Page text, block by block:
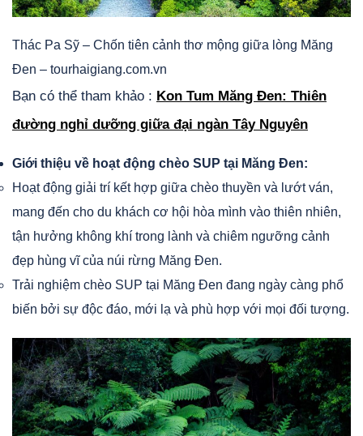
Thác Pa Sỹ – Chốn tiên cảnh thơ mộng giữa lòng Măng
Đen – tourhaigiang.com.vn
Bạn có thể tham khảo : Kon Tum Măng Đen: Thiên
đường nghỉ dưỡng giữa đại ngàn Tây Nguyên
Giới thiệu về hoạt động chèo SUP tại Măng Đen:
Hoạt động giải trí kết hợp giữa chèo thuyền và lướt ván,
mang đến cho du khách cơ hội hòa mình vào thiên nhiên,
tận hưởng không khí trong lành và chiêm ngưỡng cảnh
đẹp hùng vĩ của núi rừng Măng Đen.
Trải nghiệm chèo SUP tại Măng Đen đang ngày càng phổ
biến bởi sự độc đáo, mới lạ và phù hợp với mọi đối tượng.